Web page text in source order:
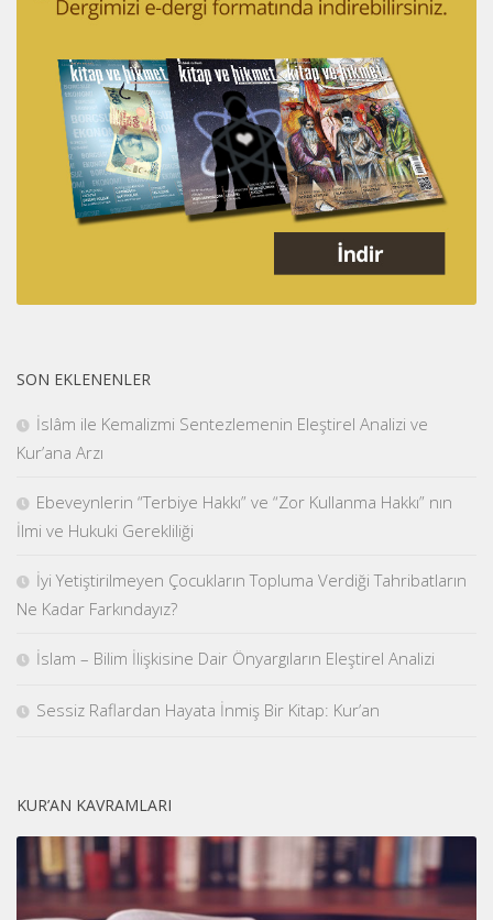
SON EKLENENLER
İslâm ile Kemalizmi Sentezlemenin Eleştirel Analizi ve
Kur’ana Arzı
Ebeveynlerin “Terbiye Hakkı” ve “Zor Kullanma Hakkı” nın
İlmi ve Hukuki Gerekliliği
İyi Yetiştirilmeyen Çocukların Topluma Verdiği Tahribatların
Ne Kadar Farkındayız?
İslam – Bilim İlişkisine Dair Önyargıların Eleştirel Analizi
Sessiz Raflardan Hayata İnmiş Bir Kitap: Kur’an
KUR’AN KAVRAMLARI